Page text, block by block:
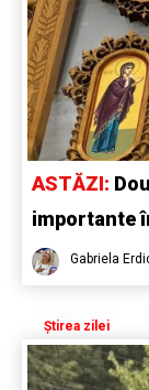
ASTĂZI:
importante
Gabriela
Știrea zilei